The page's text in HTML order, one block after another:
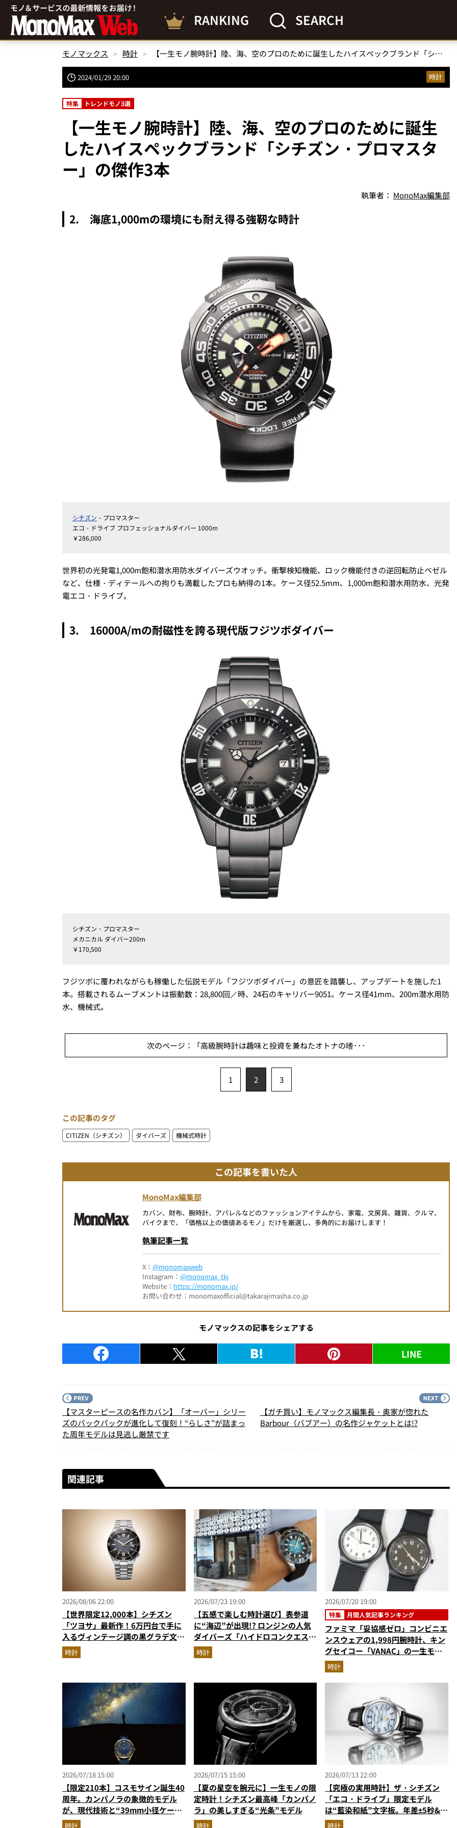
RANKING SEARCH
モノマックス 時計 【一生モノ腕時計】陸、海、空のプロのために誕生したハイスペックブランド「シチズン・プロマスター」の傑作3本
2024/01/29 20:00 時計
特集 トレンドモノ3選
【一生モノ腕時計】陸、海、空のプロのために誕生
したハイスペックブランド「シチズン・プロマスタ
ー」の傑作3本
執筆者： MonoMax編集部
2. 海底1,000mの環境にも耐え得る強靭な時計
シチズン ・プロマスター
エコ・ドライブ プロフェッショナルダイバー 1000m
￥286,000
世界初の光発電1,000m飽和潜水用防水ダイバーズウオッチ。衝撃検知機能、ロック機能付きの逆回転防止ベゼル
など、仕様・ディテールへの拘りも満載したプロも納得の1本。ケース径52.5mm、1,000m飽和潜水用防水、光発
電エコ・ドライブ。
3. 16000A/mの耐磁性を誇る現代版フジツボダイバー
シチズン・プロマスター
メカニカル ダイバー200m
￥170,500
フジツボに覆われながらも稼働した伝説モデル「フジツボダイバー」の意匠を踏襲し、アップデートを施した1
本。搭載されるムーブメントは振動数：28,800回／時、24石のキャリバー9051。ケース径41mm、200m潜水用防
水、機械式。
次のページ：「高級腕時計は趣味と投資を兼ねたオトナの嗜･･･
1 2 3
この記事のタグ
CITIZEN（シチズン） ダイバーズ 機械式時計
この記事を書いた人
MonoMax編集部
カバン、財布、腕時計、アパレルなどのファッションアイテムから、家電、文房具、雑貨、クルマ、
バイクまで、「価格以上の価値あるモノ」だけを厳選し、多角的にお届けします！
執筆記事一覧
X： @monomaxweb
Instagram： @monomax_tkj
Website： https://monomax.jp/
お問い合わせ：monomaxofficial@takarajimasha.co.jp
モノマックスの記事をシェアする
LINE
【マスターピースの名作カバン】「オーバー」シリー
ズのバックパックが進化して復刻！“らしさ”が詰まっ
た周年モデルは見逃し厳禁です
【ガチ買い】モノマックス編集長・奥家が惚れた
Barbour（バブアー）の名作ジャケットとは!?
関連記事
2026/08/06 22:00
【世界限定12,000本】シチズン
「ツヨサ」最新作！6万円台で手に
入るヴィンテージ調の黒グラデ文字
盤が男心をくすぐる
時計
2026/07/23 19:00
【五感で楽しむ時計選び】表参道
に“海辺”が出現!? ロンジンの人気
ダイバーズ「ハイドロコンクエス
ト」新世代モデルの全種比較＆限定
品が揃う激アツ空間へ！
時計
2026/07/20 19:00
特集 月間人気記事ランキング
ファミマ「妥協感ゼロ」コンビニエ
ンスウェアの1,998円腕時計、キン
グセイコー「VANAC」の一生モ
ノ…ほか【時計の人気記事ランキン
グベスト3】（2026年6月版）
時計
2026/07/18 15:00
【限定210本】コスモサイン誕生40
周年。カンパノラの象徴的モデル
が、現代技術と“39mm小径ケー
ス”でアップデート！
時計
2026/07/15 15:00
【夏の星空を腕元に】一生モノの限
定時計！シチズン最高峰「カンパノ
ラ」の美しすぎる“光条”モデル
時計
2026/07/13 22:00
【究極の実用時計】ザ・シチズン
「エコ・ドライブ」限定モデル
は“藍染和紙”⽂字板。年差±5秒&永
久カレンダー搭載の一生モノ
時計